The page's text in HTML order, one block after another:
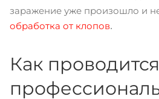
заражение уже произошло и
обработка от клопов.
Как проводится